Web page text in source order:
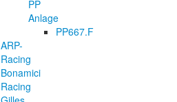
PP
Anlage
PP667.F
ARP-
Racing
Bonamici
Racing